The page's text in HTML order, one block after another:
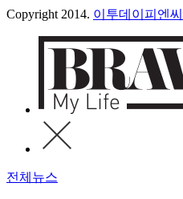
Copyright 2014. 이투데이피엔씨
전체뉴스